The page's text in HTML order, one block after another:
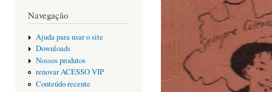
Navegação
Ajuda para usar o site
Downloads
Nossos produtos
renovar ACESSO VIP
Conteúdo recente